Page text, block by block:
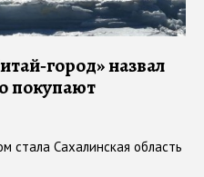
назвал
покупают
стала Сахалинская область